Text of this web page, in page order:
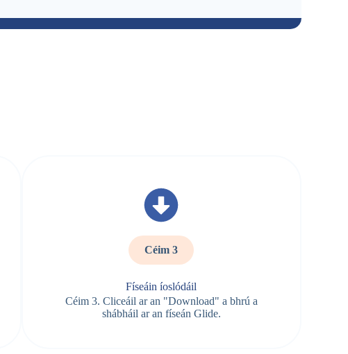
Céim 3
Físeáin íoslódáil
Céim 3. Cliceáil ar an "Download" a bhrú a
shábháil ar an físeán Glide.